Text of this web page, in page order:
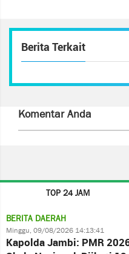
Berita Terkait
Komentar Anda
TOP 24 JAM
BERITA DAERAH
Minggu, 09/08/2026 14:13:41
Kapolda Jambi: PMR